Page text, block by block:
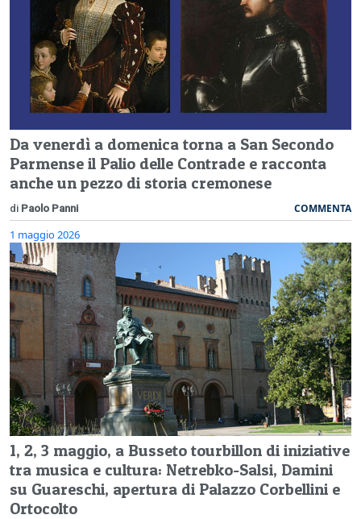
Da venerdì a domenica torna a San Secondo
Parmense il Palio delle Contrade e racconta
anche un pezzo di storia cremonese
di Paolo Panni COMMENTA
1 maggio 2026
1, 2, 3 maggio, a Busseto tourbillon di iniziative
tra musica e cultura: Netrebko-Salsi, Damini
su Guareschi, apertura di Palazzo Corbellini e
Ortocolto